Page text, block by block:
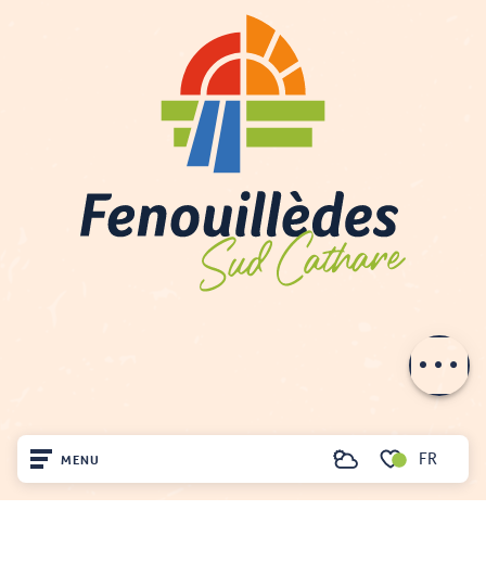
MENU
Voir les favoris
RechercheFR
Prestations
Tarifs